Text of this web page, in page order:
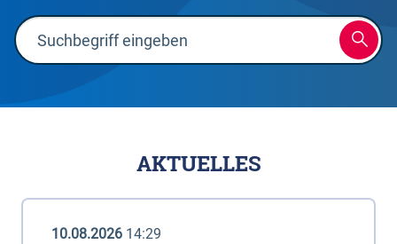
AKTUELLES
10.08.2026 14:29